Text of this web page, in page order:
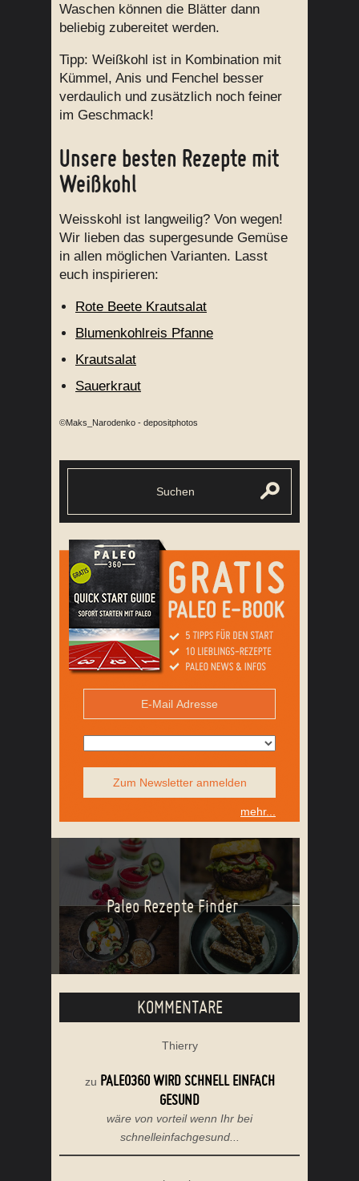
Waschen können die Blätter dann
beliebig zubereitet werden.
Tipp: Weißkohl ist in Kombination mit
Kümmel, Anis und Fenchel besser
verdaulich und zusätzlich noch feiner
im Geschmack!
Unsere besten Rezepte mit
Weißkohl
Weisskohl ist langweilig? Von wegen!
Wir lieben das supergesunde Gemüse
in allen möglichen Varianten. Lasst
euch inspirieren:
Rote Beete Krautsalat
Blumenkohlreis Pfanne
Krautsalat
Sauerkraut
©Maks_Narodenko - depositphotos
Zum Newsletter anmelden
mehr...
Paleo Rezepte Finder
KOMMENTARE
Thierry
zu PALEO360 WIRD SCHNELL EINFACH
GESUND
wäre von vorteil wenn Ihr bei
schnelleinfachgesund...